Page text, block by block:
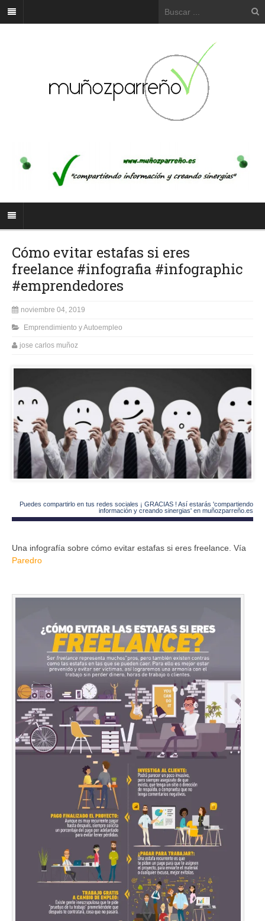
Cómo evitar estafas si eres
freelance #infografia #infographic
#emprendedores
noviembre 04, 2019
Emprendimiento y Autoempleo
jose carlos muñoz
Puedes compartirlo en tus redes sociales ¡ GRACIAS ! Así estarás 'compartiendo
información y creando sinergias' en muñozparreño.es
Una infografía sobre cómo evitar estafas si eres freelance. Vía
Paredro